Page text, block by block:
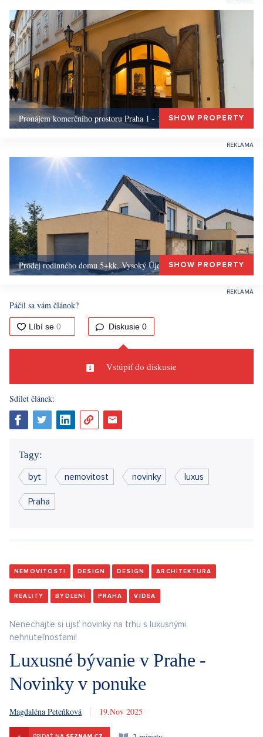
Pronájem komerčního prostoru Praha 1 - 175, Praha 1SHOW PROPERTY
Prodej rodinného domu 5+kk, Vysoký Újezd, Okolí Prahy
SHOW PROPERTY
Páčil sa vám článok?
Diskusie 0
Vstúpiť do diskusie
Sdílet článek:
Tagy:
byt nemovitost novinky luxus
Praha
NEMOVITOSTI DESIGN DESIGN ARCHITEKTURA
REALITY BYDLENÍ PRAHA VIDEA
Nenechajte si ujsť novinky na trhu s luxusnými
nehnuteľnosťami!
Luxusné bývanie v Prahe -
Novinky v ponuke
Magdaléna Peteňková 19. 11. 2025